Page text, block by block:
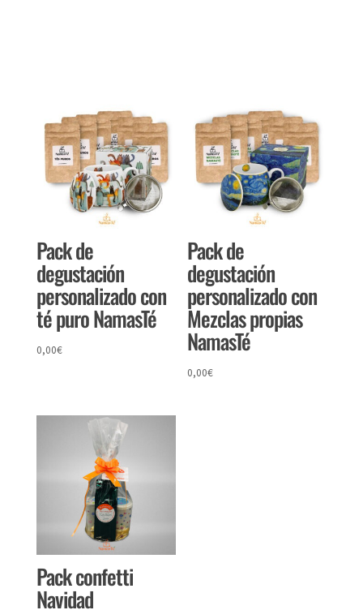
Pack de
degustación
personalizado con
té puro NamasTé
0,00€
Pack de
degustación
personalizado con
Mezclas propias
NamasTé
0,00€
Pack confetti
Navidad